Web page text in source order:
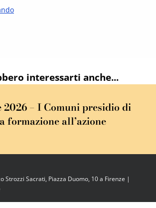
interessarti anche...
2026 – I Comuni presidio di
formazione all’azione
Strozzi Sacrati, Piazza Duomo, 10 a Firenze |